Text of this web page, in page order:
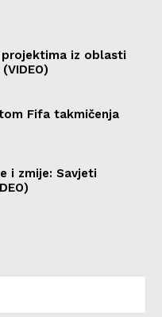
iz oblasti
Fifa takmičenja
i zmije: Savjeti